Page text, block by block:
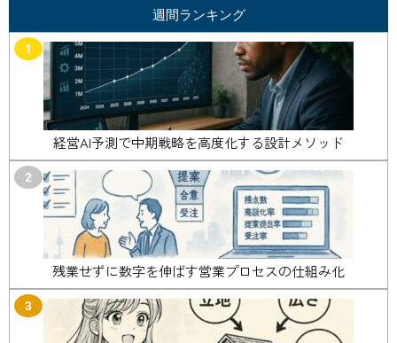
週間ランキング
1
経営AI予測で中期戦略を高度化する設計メソッド
2
残業せずに数字を伸ばす営業プロセスの仕組み化
3